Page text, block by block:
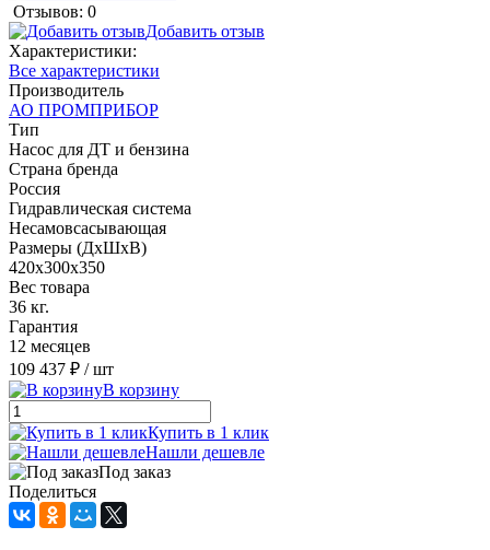
Отзывов: 0
Добавить отзыв
Характеристики:
Все характеристики
Производитель
АО ПРОМПРИБОР
Тип
Насос для ДТ и бензина
Страна бренда
Россия
Гидравлическая система
Несамовсасывающая
Размеры (ДxШxВ)
420х300х350
Вес товара
36 кг.
Гарантия
12 месяцев
109 437 ₽ / шт
В корзину
Купить в 1 клик
Нашли дешевле
Под заказ
Поделиться